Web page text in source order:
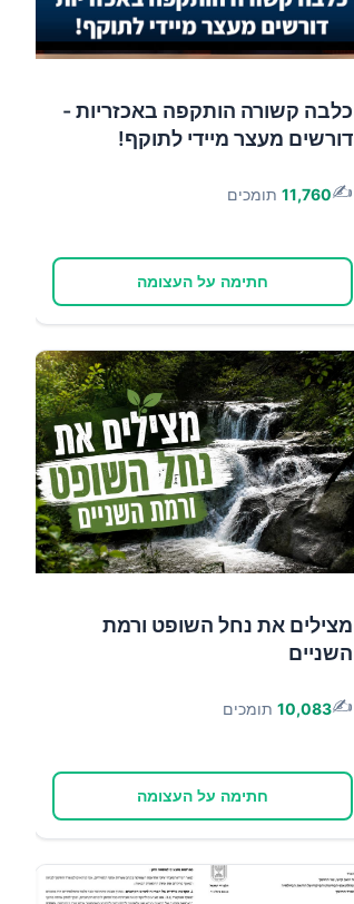
כלבה קשורה הותקפה באכזריות -
דורשים מעצר מיידי לתוקף!
✍️
11,760 תומכים
חתימה על העצומה
מצילים את נחל השופט ורמת
השניים
✍️
10,083 תומכים
חתימה על העצומה